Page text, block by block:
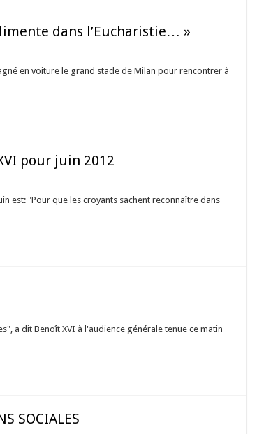
dans l’Eucharistie… »
en voiture le grand stade de Milan pour rencontrer à
pour juin 2012
est: "Pour que les croyants sachent reconnaître dans
a dit Benoît XVI à l'audience générale tenue ce matin
SOCIALES